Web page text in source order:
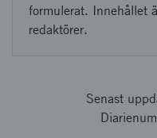
formulerat. Innehållet
redaktörer.
Senast